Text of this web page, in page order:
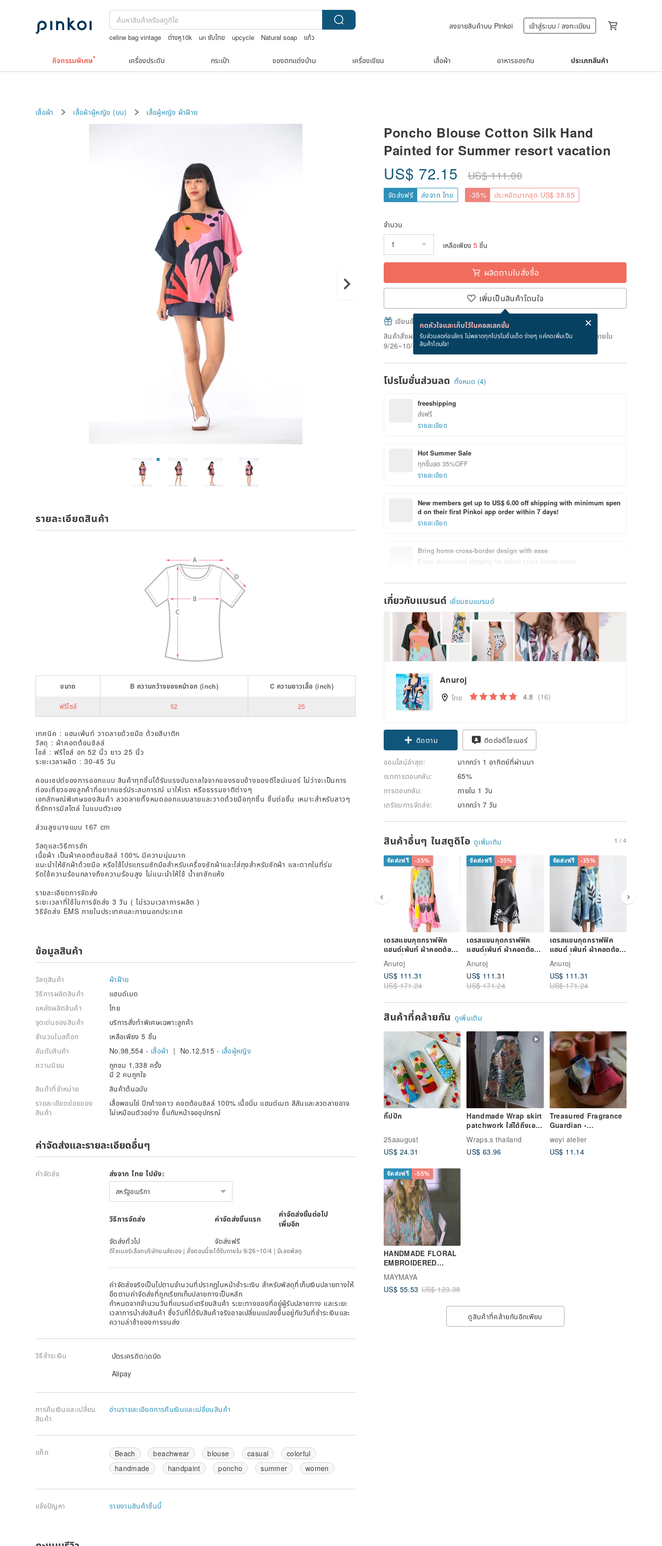
celine bag vintage ต่างหู10k un ซับไทย upcycle Natural soap
แก้ว
ลงขายสินค้าบน Pinkoi เข้าสู่ระบบ / ลงทะเบียน
กิจกรรมพิเศษ เครื่องประดับ กระเป๋า ของตกแต่งบ้าน เครื่องเขียน เสื้อผ้า อาหารของกิน ประเภทสินค้า
เสื้อผ้า เสื้อผ้าผู้หญิง (บน) เสื้อผู้หญิง ผ้าฝ้าย
Poncho Blouse Cotton Silk Hand
Painted for Summer resort vacation
US$ 72.15 US$111.00
จัดส่งฟรี ส่งจาก ไทย -35% ประหยัดมากสุด US$ 38.85
จำนวน
เหลือเพียง 5 ชิ้น
ผลิตตามใบสั่งซื้อ
เพิ่มเป็นสินค้าโดนใจ
กดหัวใจและเก็บไว้ในคอลเลกชั่น
รับส่วนลดก่อนใคร ไม่พลาดทุกโปรโมชั่นเด็ด ง่ายๆ แค่กดเพิ่มเป็น
สินค้าโดนใจ!
เขียนข้อความและส่ง eCard ฟรีเมื่อซื้อสินค้า!
สินค้าสั่งผลิต" ใช้เวลาผลิต 45 วันทำการหลังจากชำระเงิน สั่งตอนนี้จะได้รับภายใน
9/26~10/4
โปรโมชั่นส่วนลด ทั้งหมด (4)
freeshipping
ส่งฟรี
รายละเอียด
Hot Summer Sale
ทุกชิ้นลด 35%OFF
รายละเอียด
New members get up to US$ 6.00 off shipping with minimum spen
d on their first Pinkoi app order within 7 days!
รายละเอียด
Bring home cross-border design with ease
Enjoy discounted shipping for select cross-border items
เกี่ยวกับแบรนด์ เยี่ยมชมแบรนด์
Anuroj
ไทย 4.8 (16)
ติดตาม ติดต่อดีไซเนอร์
ออนไลน์ล่าสุด:
มากกว่า 1 อาทิตย์ที่ผ่านมา
เรทการตอบกลับ:
65%
การตอบกลับ:
ภายใน 1 วัน
เตรียมการจัดส่ง:
มากกว่า 7 วัน
สินค้าอื่นๆ ในสตูดิโอ ดูเพิ่มเติม 1 / 4
จัดส่งฟรี -35%
เดรสแขนกุดกราฟฟิค
แฮนด์เพ้นท์ ผ้าคอตต้อน
ซิลค์เนื้อนุ่ม
สบาย(s,m,l,xl )
Anuroj
US$ 111.31
US$ 171.24
จัดส่งฟรี -35%
เดรสแขนกุดกราฟฟิค
แฮนด์เพ้นท์ ผ้าคอตต้อน
ซิลค์เนื้อนุ่ม
สบาย(s,m,l,xl )
Anuroj
US$ 111.31
US$ 171.24
จัดส่งฟรี -35%
เดรสแขนกุดกราฟฟิค
แฮนด์ เพ้นท์ ผ้าคอตต้อน
ซิลค์ เนื้อนุ่มสบาย
(s,m,l,xl )
Anuroj
US$ 111.31
US$ 171.24
สินค้าที่คล้ายกัน ดูเพิ่มเติม
กิ๊ปปัก
25aaugust
US$ 24.31
Handmade Wrap skirt
patchwork ใส่ได้ถึงเอว
40 นิ้ว
Wraps.s thailand
US$ 63.96
Treasured Fragrance
Guardian -
Traditional Chinese
Herbal Sachet /
Dragon Boat Festival
woyi atelier
US$ 11.14
จัดส่งฟรี -55%
HANDMADE FLORAL
EMBROIDERED
SUMMER BLOUSE,
LONG SLEEVES
MAYMAYA
US$ 55.53 US$ 123.38
ดูสินค้าที่คล้ายกันอีกเพียบ
รายละเอียดสินค้า
ขนาด B ความกว้างของหน้าอก (inch) C ความยาวเสื้อ (inch)
ฟรีไซส์ 52 25
เทคนิค : แฮนเพ้นท์ วาดลายด้วยมือ ด้วยสีบาติก
วัสดุ : ผ้าคอตต้อนซิลล์
ไซส์ : ฟรีไซส์ อก 52 นิ้ว ยาว 25 นิ้ว
ระยะเวลาผลิต : 30-45 วัน
คอนเซปต์ของการออกแบบ สินค้าทุกชิ้นได้รับแรงบันดาลใจจากของรอบข้างของดีไซน์เนอร์ ไม่ว่าจะเป็นการ
ท่องเที่ยวของลูกค้าที่อยากแชร์ประสบการณ์ มาให้เรา หรือธรรมชาติต่างๆ
เอกลักษณ์พิเศษของสินค้า ลวดลายทั้งหมดออกแบบลายและวาดด้วยมือทุกชิ้น ชิ้นต่อชิ้น เหมาะสำหรับสาวๆ
ที่รักการมีสไตล์ ในแบบตัวเอง
ส่วนสูงนางแบบ 167 cm
วัสดุและวิธีการซัก
เนื้อผ้า เป็นผ้าคอตต้อนซิลล์ 100% มีความนุ่มมาก
แนะนำให้ซักผ้าด้วยมือ หรือใช้โปรแกรมซักมือสำหรับเครื่องซักผ้าและใส่ถุงสำหรับซักผ้า และตากในที่ร่ม
รีดใช้ความร้อนกลางถึงความร้อนสูง ไม่แนะนำให้ใช้ น้ำยาซักแห้ง
รายละเอียดการจัดส่ง
ระยะเวลาที่ใช้ในการจัดส่ง 3 วัน ( ไม่รวมเวลาการผลิต )
วิธีจัดส่ง EMS ภายในประเทศและภายนอกประเทศ
ข้อมูลสินค้า
วัสดุสินค้า
ผ้าฝ้าย
วิธีการผลิตสินค้า
แฮนด์เมด
แหล่งผลิตสินค้า
ไทย
จุดเด่นของสินค้า
บริการสั่งทำพิเศษเฉพาะลูกค้า
จำนวนในสต๊อก
เหลือเพียง 5 ชิ้น
อันดับสินค้า
No.98,554 - เสื้อผ้า | No.12,515 - เสื้อผู้หญิง
ความนิยม
ถูกชม 1,338 ครั้ง
มี 2 คนถูกใจ
สินค้าที่จำหน่าย
สินค้าต้นฉบับ
รายละเอียดย่อยของ
สินค้า
เสื้อพอนโช่ ปีกค้างคาว คอตต้อนซิลล์ 100% เนื้อนิ่ม แฮนด์เมด สีสันและลวดลายอาจ
ไม่เหมือนตัวอย่าง ขึ้นกับหน้าจออุปกรณ์
ค่าจัดส่งและรายละเอียดอื่นๆ
ค่าจัดส่ง ส่งจาก ไทย ไปยัง:
สหรัฐอเมริกา
วิธีการจัดส่ง ค่าจัดส่งชิ้นแรก
ค่าจัดส่งชิ้นต่อไป
เพิ่มอีก
จัดส่งทั่วไป
จัดส่งฟรี
ดีไซเนอร์เลือกบริษัทขนส่งเอง | สั่งตอนนี้จะได้รับภายใน 9/26~10/4 | มีเลขพัสดุ
ค่าจัดส่งจริงเป็นไปตามจำนวนที่ปรากฏในหน้าชำระเงิน สำหรับพัสดุที่เก็บเงินปลายทางให้
ยึดตามค่าจัดส่งที่ถูกเรียกเก็บปลายทางเป็นหลัก
กำหนดจากจำนวนวันที่แบรนด์เตรียมสินค้า ระยะทางของที่อยู่ผู้รับปลายทาง และระยะ
เวลาการนำส่งสินค้า ซึ่งวันที่ได้รับสินค้าจริงอาจเปลี่ยนแปลงขึ้นอยู่กับวันที่ชำระเงินและ
ความล่าช้าของการขนส่ง
วิธีชำระเงิน
บัตรเครดิต/เดบิด
Alipay
การคืนเงินและเปลี่ยน
สินค้า
อ่านรายละเอียดการคืนเงินและเปลี่ยนสินค้า
แท็ก Beach beachwear blouse casual
colorful
handmade
handpaint poncho summer women
แจ้งปัญหา รายงานสินค้าชิ้นนี้